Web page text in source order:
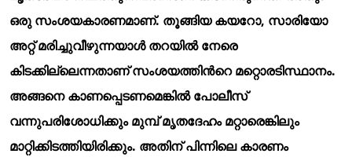
ഒരു സംശയകാരണമാണ്. തൂങ്ങിയ കയറോ, സാരിയോ
അറ്റ് മരിച്ചുവീഴുന്നയാള്തറയില്നേരെ
കിടക്കില്ലെന്നതാണ് സംശയത്തിന്റെ മറ്റൊരടിസ്ഥാനം.
അങ്ങനെ കാണപ്പെടണമെങ്കില്പോലീസ്
വന്നുപരിശോധിക്കും മുമ്പ് മൃതദേഹം മറ്റാരെങ്കിലും
മാറ്റിക്കിടത്തിയിരിക്കും. അതിന് പിന്നിലെ കാരണം